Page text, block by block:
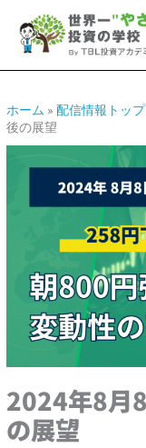
ス
ッ
プ
ホーム »配信情報トップ
後の展望
2024年8月
の展望
ー
ブ
テ
ー